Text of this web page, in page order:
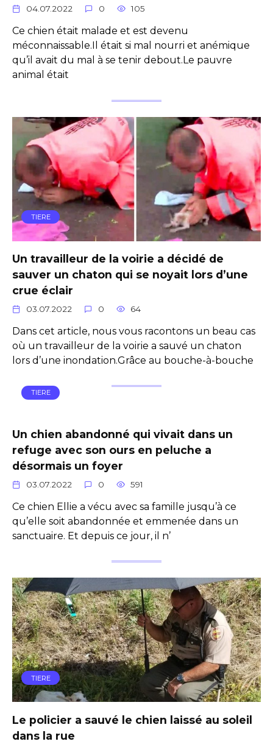
04.07.2022 0 105
Ce chien était malade et est devenu
méconnaissable.Il était si mal nourri et anémique
qu’il avait du mal à se tenir debout.Le pauvre
animal était
TIERE
Un travailleur de la voirie a décidé de
sauver un chaton qui se noyait lors d’une
crue éclair
03.07.2022 0 64
Dans cet article, nous vous racontons un beau cas
où un travailleur de la voirie a sauvé un chaton
lors d’une inondation.Grâce au bouche-à-bouche
TIERE
Un chien abandonné qui vivait dans un
refuge avec son ours en peluche a
désormais un foyer
03.07.2022 0 591
Ce chien Ellie a vécu avec sa famille jusqu’à ce
qu’elle soit abandonnée et emmenée dans un
sanctuaire. Et depuis ce jour, il n’
TIERE
Le policier a sauvé le chien laissé au soleil
dans la rue